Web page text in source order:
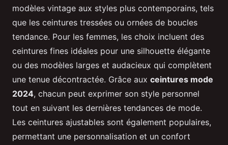
modèles vintage aux styles plus contemporains, tels
que les ceintures tressées ou ornées de boucles
tendance. Pour les femmes, les choix incluent des
ceintures fines idéales pour une silhouette élégante
ou des modèles larges et audacieux qui complètent
une tenue décontractée. Grâce aux ceintures mode
2024, chacun peut exprimer son style personnel
tout en suivant les dernières tendances de mode.
Les ceintures ajustables sont également populaires,
permettant une personnalisation et un confort